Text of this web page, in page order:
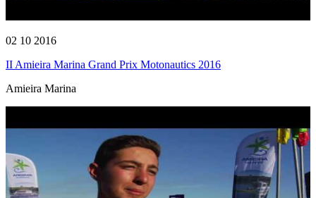
02 10 2016
II Amieira Marina Grand Prix Motonautics 2016
Amieira Marina